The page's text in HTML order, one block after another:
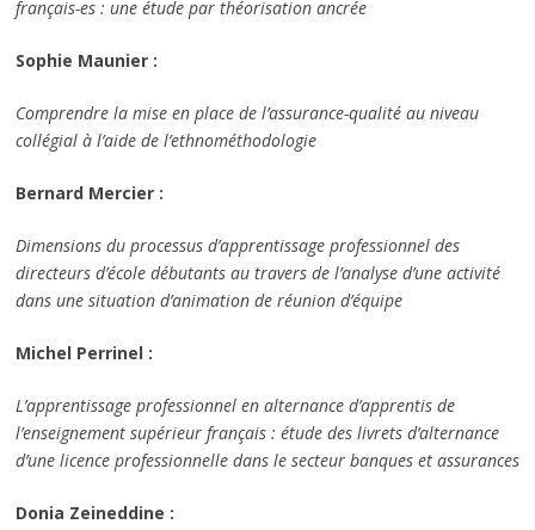
français-es : une étude par théorisation ancrée
Sophie Maunier :
Comprendre la mise en place de l’assurance-qualité au niveau
collégial à l’aide de l’ethnométhodologie
Bernard Mercier :
Dimensions du processus d’apprentissage professionnel des
directeurs d’école débutants au travers de l’analyse d’une activité
dans une situation d’animation de réunion d’équipe
Michel Perrinel :
L’apprentissage professionnel en alternance d’apprentis de
l’enseignement supérieur français : étude des livrets d’alternance
d’une licence professionnelle dans le secteur banques et assurances
Donia Zeineddine :